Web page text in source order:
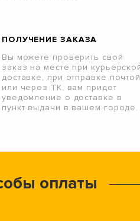
ПОЛУЧЕНИЕ ЗАКАЗА
Вы можете проверить свой
заказ на месте при
доставке, при отправке почтой
или через ТК, вам придет
уведомление о доставке в
пункт выдачи в вашем городе.
оплаты